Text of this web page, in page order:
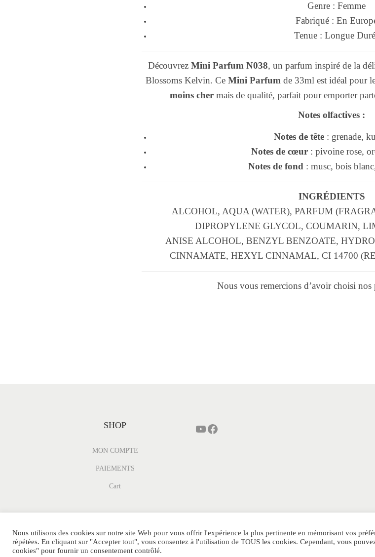
Genre : Femme
Fabriqué : En
Tenue : Longue
Découvrez Mini Parfum N038, un parfum inspiré de la
Blossoms Kelvin. Ce Mini Parfum de 33ml est idéal pour
moins cher mais de qualité, parfait pour emporter
Notes olfactives :
Notes de tête: grenade,
Notes de cœur : pivoine rose,
Notes de fond : musc, bois
INGRÉDIENTS
ALCOHOL, AQUA (WATER), PARFUM
DIPROPYLENE GLYCOL, COUMARIN,
ANISE ALCOHOL, BENZYL BENZOATE,
CINNAMATE, HEXYL CINNAMAL, CI 14700
Nous vous remercions d’avoir choisi nos
SHOP
MON COMPTE
PAIEMENTS
Cart
© MINI-PARFUM.FR Tous Droits Réservés.
Nous utilisons des cookies sur notre site Web pour vous offrir l'expérience la plus pertinente en mémorisant vos
répétées. En cliquant sur "Accepter tout", vous consentez à l'utilisation de TOUS les cookies. Cependant, vous
cookies" pour fournir un consentement contrôlé.